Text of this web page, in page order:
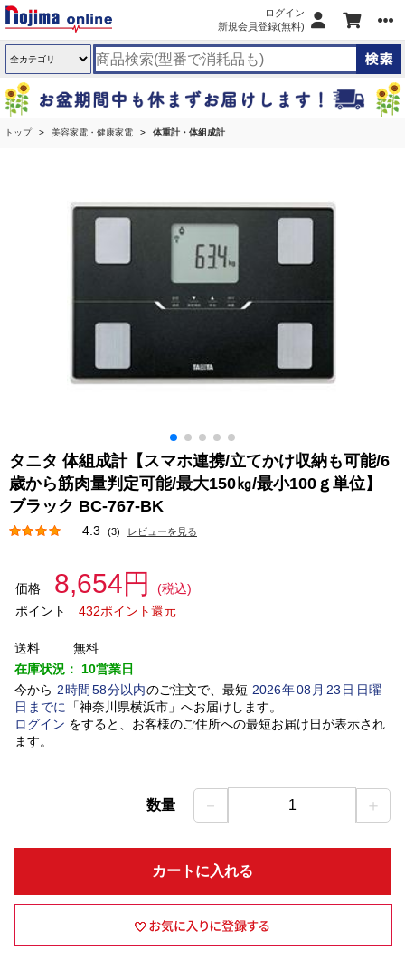
ログイン
新規会員登録(無料)
トップ 美容家電・健康家電 体重計・体組成計
タニタ 体組成計【スマホ連携/立てかけ収納も可能/6
歳から筋肉量判定可能/最大150㎏/最小100ｇ単位】
ブラック BC-767-BK
4.3 (3) レビューを見る
価格 8,654円
(税込)
ポイント
432ポイント還元
送料
無料
在庫状況： 10営業日
今から 2時間 58分以内のご注文で、最短 2026年08 月 23 日日曜
日 までに 「神奈川県横浜市」 へお届けします。
ログイン をすると、お客様のご住所への最短お届け日が表示され
ます。
数量 － 1 ＋
カートに入れる